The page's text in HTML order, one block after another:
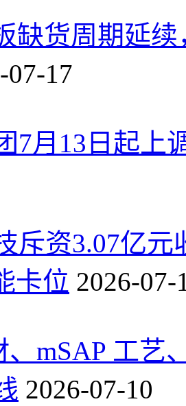
缺货周期延
07-17
7月13日起上
斥资3.07亿
卡位 2026-07-
、mSAP 工艺
2026-07-10